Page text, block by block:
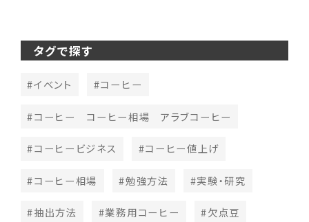
タグで探す
#イベント #コーヒー
#コーヒー コーヒー相場 アラブコーヒー
#コーヒービジネス #コーヒー値上げ
#コーヒー相場 #勉強方法 #実験・研究
#抽出方法 #業務用コーヒー #欠点豆